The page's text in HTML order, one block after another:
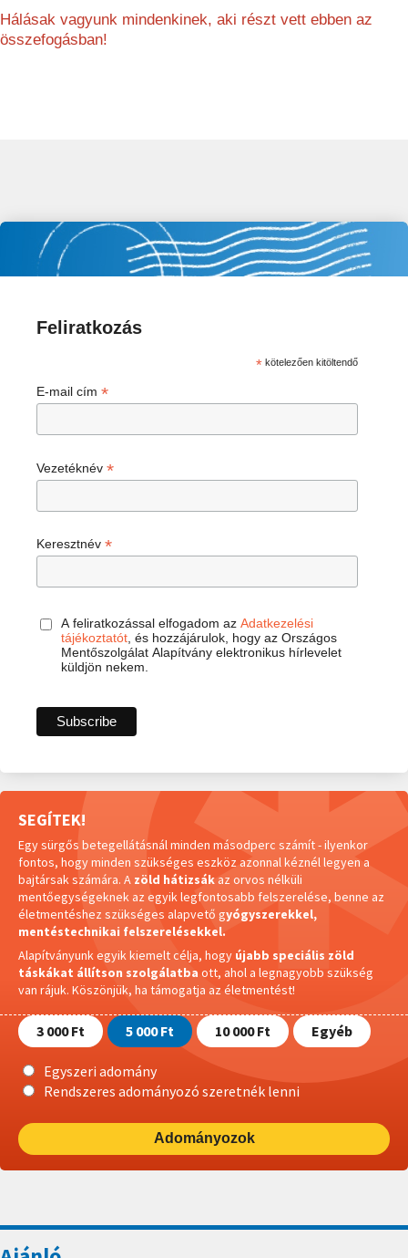
Hálásak vagyunk mindenkinek, aki részt vett ebben az
összefogásban!
Feliratkozás
* kötelezően kitöltendő
E-mail cím *
Vezetéknév *
Keresztnév *
A feliratkozással elfogadom az Adatkezelési
tájékoztatót, és hozzájárulok, hogy az Országos
Mentőszolgálat Alapítvány elektronikus hírlevelet
küldjön nekem.
SEGÍTEK!
Egy sürgős betegellátásnál minden másodperc számít - ilyenkor
fontos, hogy minden szükséges eszköz azonnal kéznél legyen a
bajtársak számára. A zöld hátizsákaz orvos nélküli
mentőegységeknek az egyik legfontosabb felszerelése, benne az
életmentéshez szükséges alapvető gyógyszerekkel,
mentéstechnikai felszerelésekkel.
Alapítványunk egyik kiemelt célja, hogy újabb speciális zöld
táskákat állítson szolgálatba ott, ahol a legnagyobb szükség
van rájuk. Köszönjük, ha támogatja az életmentést!
3 000 Ft 5 000 Ft 10 000 Ft Egyéb
Egyszeri adomány
Rendszeres adományozó szeretnék lenni
Adományozok